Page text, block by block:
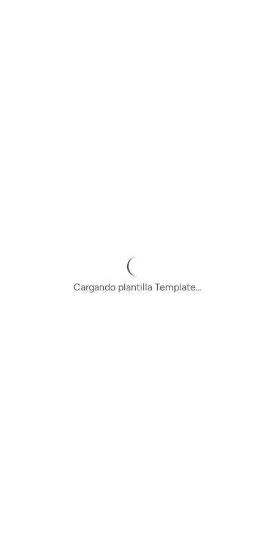
Cargando plantilla Template...